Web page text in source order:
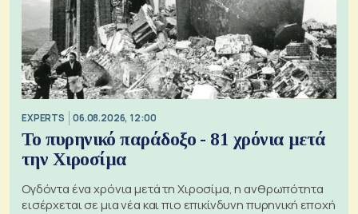
EXPERTS 06.08.2026, 12:00
Το πυρηνικό παράδοξο - 81 χρόνια μετά
την Χιροσίμα
Ογδόντα ένα χρόνια μετά τη Χιροσίμα, η ανθρωπότητα
εισέρχεται σε μια νέα και πιο επικίνδυνη πυρηνική εποχή